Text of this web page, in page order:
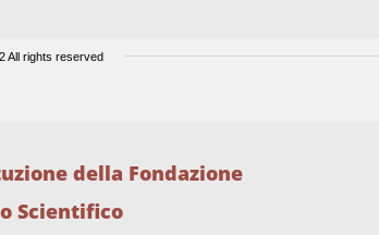
della Fondazione
Scientifico